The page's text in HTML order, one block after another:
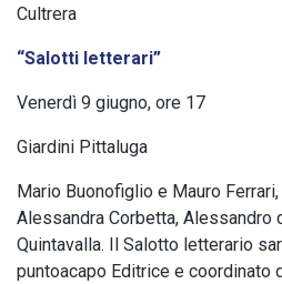
Cultrera
“Salotti letterari”
Venerdì 9 giugno, ore 17
Giardini Pittaluga
Mario Buonofiglio e Mauro
Alessandra Corbetta, Alessandro
Quintavalla. Il Salotto letterario
puntoacapo Editrice e coordinato